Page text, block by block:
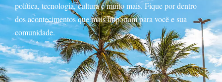
política, tecnologia, cultura e muito mais. Fique por dentro
dos acontecimentos que mais importam para você e sua
comunidade.